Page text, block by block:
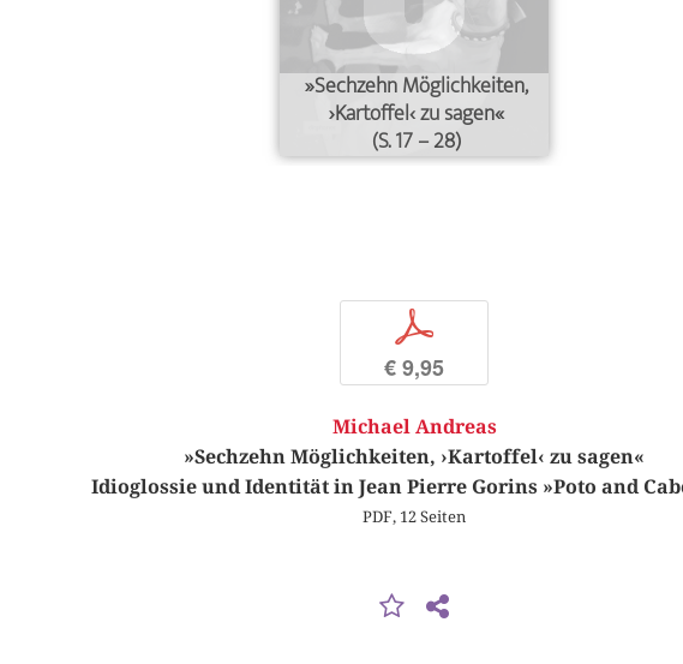
»Sechzehn Möglichkeiten,
›Kartoffel‹ zu sagen«
(S. 17 – 28)
p
€ 9,95
Michael Andreas
»Sechzehn Möglichkeiten, ›Kartoffel‹ zu sagen«
Idioglossie und Identität in Jean Pierre Gorins »Poto and
PDF, 12 Seiten